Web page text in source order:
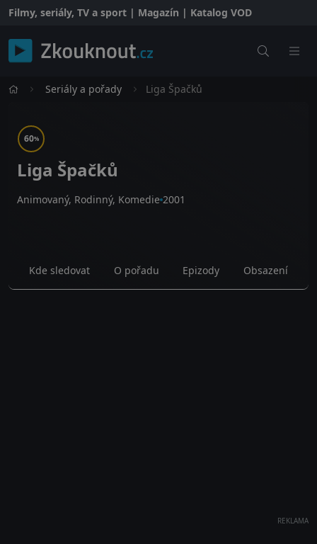
Filmy, seriály, TV a sport | Magazín | Katalog VOD
Seriály a pořady Liga Špačků
60%
Liga Špačků
Animovaný, Rodinný, Komedie 2001
Kde sledovat O pořadu Epizody Obsazení
REKLAMA